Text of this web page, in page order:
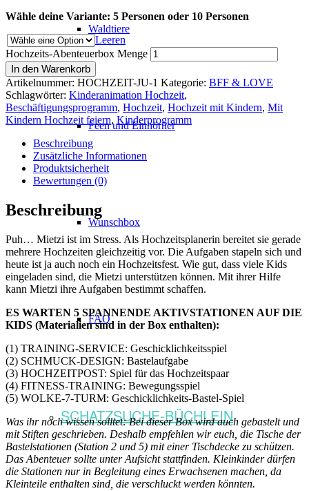
Waldtiere
Feen und Einhörner
Wunschbox
FAQ
SCHATZSUCHE-BÜCHLEIN
Wähle deine Variante: 5 Personen oder 10 Personen
Leeren
Hochzeits-Abenteuerbox Menge
In den Warenkorb
Artikelnummer: HOCHZEIT-JU-1 Kategorie: BFF & LOVE
Schlagwörter: Kinderanimation Hochzeit,
Beschäftigungsprogramm, Hochzeit, Hochzeit mit Kindern, Mit
Kindern Hochzeit feiern, Kinderprogramm
Beschreibung
Zusätzliche Informationen
Produktsicherheit
Bewertungen (0)
Beschreibung
Puh… Mietzi ist im Stress. Als Hochzeitsplanerin bereitet sie gerade
mehrere Hochzeiten gleichzeitig vor. Die Aufgaben stapeln sich und
heute ist ja auch noch ein Hochzeitsfest. Wie gut, dass viele Kids
eingeladen sind, die Mietzi unterstützen können. Mit ihrer Hilfe
kann Mietzi ihre Aufgaben bestimmt schaffen.
ES WARTEN 5 SPANNENDE AKTIVSTATIONEN AUF DIE
KIDS (Materialien sind in der Box enthalten):
(1) TRAINING-SERVICE: Geschicklichkeitsspiel
(2) SCHMUCK-DESIGN: Bastelaufgabe
(3) HOCHZEITPOST: Spiel für das Hochzeitspaar
(4) FITNESS-TRAINING: Bewegungsspiel
(5) WOLKE-7-TURM: Geschicklichkeits-Bastel-Spiel
Was ihr noch wissen solltet: Bei dieser Box wird auch gebastelt und
mit Stiften geschrieben. Deshalb empfehlen wir euch, die Tische der
Bastelstationen (Station 2 und 5) mit einer Tischdecke zu schützen.
Das Abenteuer sollte unter Aufsicht stattfinden. Kleinkinder dürfen
die Stationen nur in Begleitung eines Erwachsenen machen, da
Kleinteile enthalten sind, die verschluckt werden könnten.